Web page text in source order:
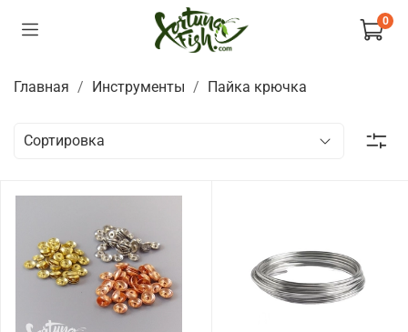
0
Главная Инструменты Пайка крючка